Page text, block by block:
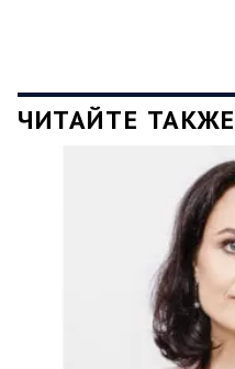
ЧИТАЙТЕ ТАКЖЕ